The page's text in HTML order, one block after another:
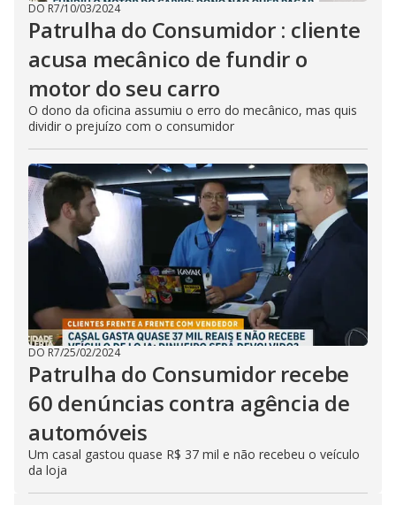
DO R7/10/03/2024
Patrulha do Consumidor : cliente
acusa mecânico de fundir o
motor do seu carro
O dono da oficina assumiu o erro do mecânico, mas quis
dividir o prejuízo com o consumidor
DO R7/25/02/2024
Patrulha do Consumidor recebe
60 denúncias contra agência de
automóveis
Um casal gastou quase R$ 37 mil e não recebeu o veículo
da loja